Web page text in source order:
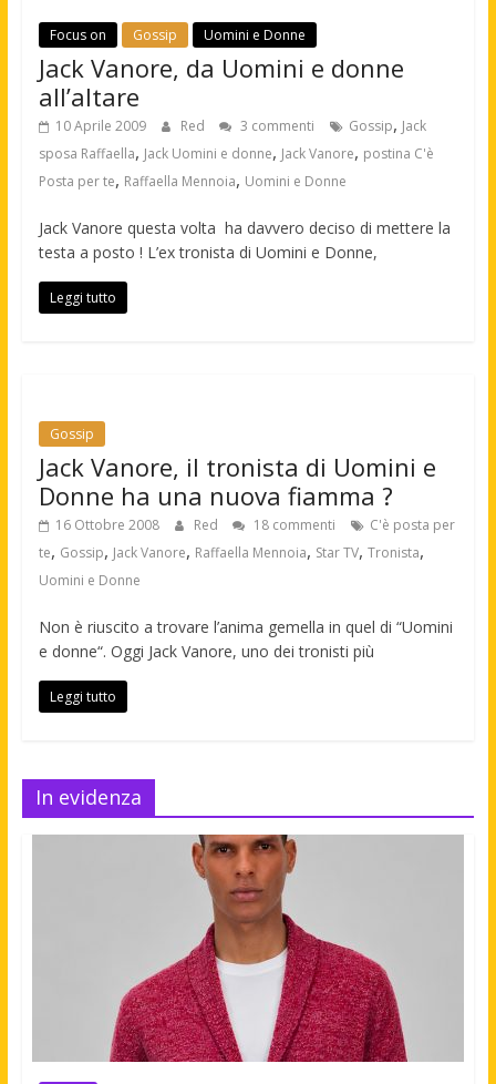
Focus on Gossip Uomini e Donne
Jack Vanore, da Uomini e donne
all’altare
10 Aprile 2009 Red 3 commenti Gossip, Jack
sposa Raffaella, Jack Uomini e donne, Jack Vanore, postina C'è
Posta per te, Raffaella Mennoia, Uomini e Donne
Jack Vanore questa volta ha davvero deciso di mettere la
testa a posto ! L’ex tronista di Uomini e Donne,
Leggi tutto
Gossip
Jack Vanore, il tronista di Uomini e
Donne ha una nuova fiamma ?
16 Ottobre 2008 Red 18 commenti
C'è posta per
te, Gossip, Jack Vanore, Raffaella Mennoia, Star TV, Tronista,
Uomini e Donne
Non è riuscito a trovare l’anima gemella in quel di “Uomini
e donne“. Oggi Jack Vanore, uno dei tronisti più
Leggi tutto
In evidenza